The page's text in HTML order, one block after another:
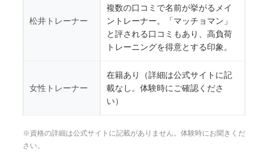
松井トレーナー
複数の口コミで名前が挙がるメイ
ントレーナー。「マッチョマン」
と評される口コミもあり、高負荷
トレーニングを得意とする印象。
女性トレーナー
在籍あり（詳細は公式サイトに記
載なし。体験時にご確認くださ
い）
※資格の詳細は公式サイトに記載がありません。体験時にお聞きくだ
さい。